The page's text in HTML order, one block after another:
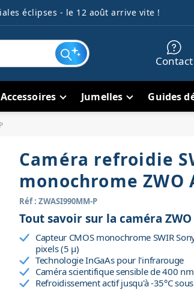
éclipses - le 12 août arrive vite !
Contact
Accessoires Jumelles Guides
Caméra refroidie
monochrome ZWO
Réf : ZWASI990MM-P
Tout savoir sur la caméra ZWO
Capteur CMOS monochrome SWIR
pixels (5 µ)
Technologie InGaAs pour l'infrarouge
Caméra scientifique sensible de 400
Refroidissement actif jusqu'à -35°C